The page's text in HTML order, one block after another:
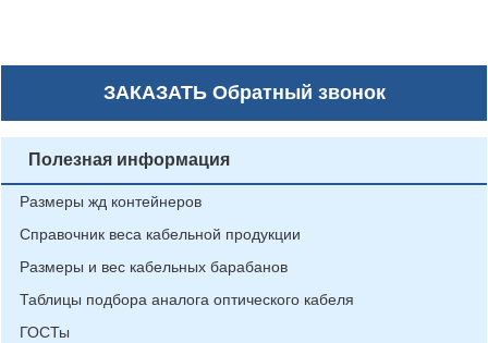
ЗАКАЗАТЬОбратный звонок
Полезная информация
Размеры жд контейнеров
Справочник веса кабельной продукции
Размеры и вес кабельных барабанов
Таблицы подбора аналога оптического кабеля
ГОСТы